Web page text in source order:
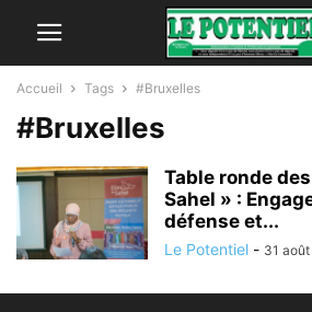
Accueil Tags #Bruxelles
#Bruxelles
Table ronde
Sahel » :
défense et...
Le Potentiel - 31